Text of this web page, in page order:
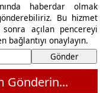
haberdar olmak
Bu hizmet
sonra açılan pencereyi
onaylayın.
Gönderin...